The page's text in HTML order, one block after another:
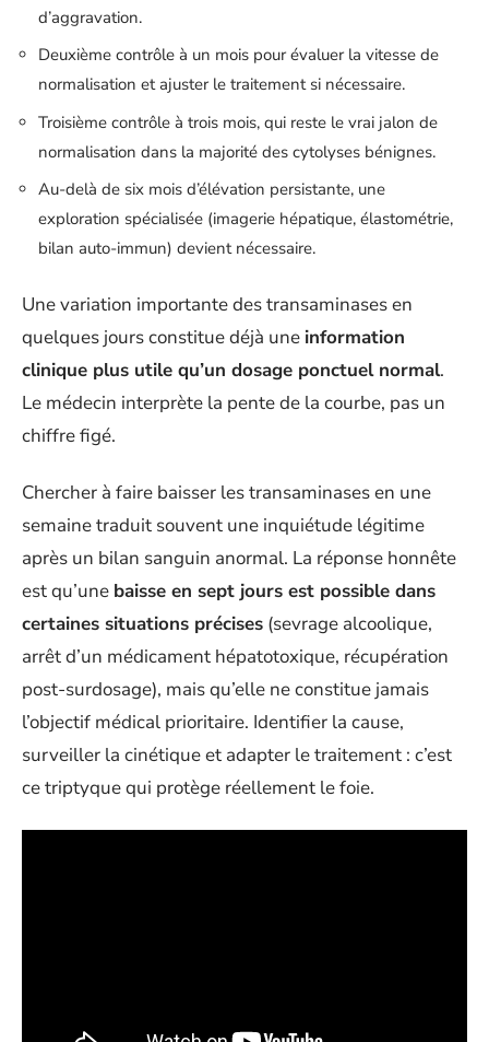
d’aggravation.
Deuxième contrôle à un mois pour évaluer la vitesse de
normalisation et ajuster le traitement si nécessaire.
Troisième contrôle à trois mois, qui reste le vrai jalon de
normalisation dans la majorité des cytolyses bénignes.
Au-delà de six mois d’élévation persistante, une
exploration spécialisée (imagerie hépatique, élastométrie,
bilan auto-immun) devient nécessaire.
Une variation importante des transaminases en
quelques jours constitue déjà une information
clinique plus utile qu’un dosage ponctuel normal.
Le médecin interprète la pente de la courbe, pas un
chiffre figé.
Chercher à faire baisser les transaminases en une
semaine traduit souvent une inquiétude légitime
après un bilan sanguin anormal. La réponse honnête
est qu’une baisse en sept jours est possible dans
certaines situations précises (sevrage alcoolique,
arrêt d’un médicament hépatotoxique, récupération
post-surdosage), mais qu’elle ne constitue jamais
l’objectif médical prioritaire. Identifier la cause,
surveiller la cinétique et adapter le traitement : c’est
ce triptyque qui protège réellement le foie.